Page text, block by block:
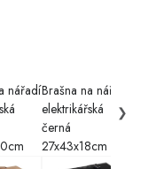
doručení a platby
nářadíBrašna na nářadí
elektrikářská
černá
27x43x18cm
❯